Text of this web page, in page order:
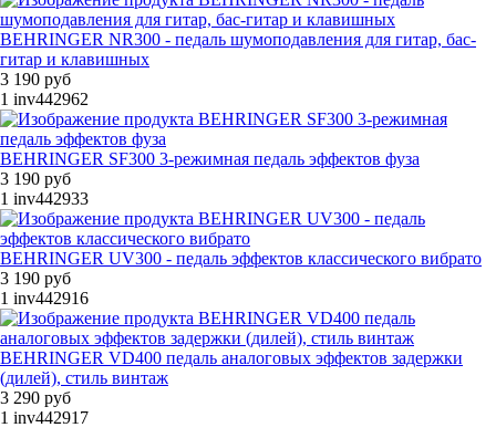
BEHRINGER NR300 - педаль шумоподавления для гитар, бас-
гитар и клавишных
3 190 руб
1 inv442962
BEHRINGER SF300 3-режимная педаль эффектов фуза
3 190 руб
1 inv442933
BEHRINGER UV300 - педаль эффектов классического вибрато
3 190 руб
1 inv442916
BEHRINGER VD400 педаль аналоговых эффектов задержки
(дилей), стиль винтаж
3 290 руб
1 inv442917